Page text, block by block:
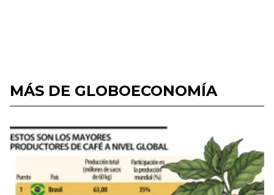
MÁS DE GLOBOECONOMÍA